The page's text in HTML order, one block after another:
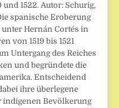
und 1522. Autor: Schurig,
spanische Eroberung
Hernán Cortés in
von 1519 bis 1521
Untergang des Reiches
und begründete die
Entscheidend
ihre überlegene
indigenen Bevölkerung